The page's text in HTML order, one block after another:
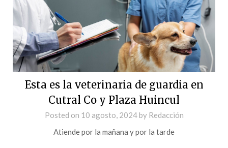
Esta es la veterinaria de guardia en
Cutral Co y Plaza Huincul
Posted on 10 agosto, 2024by Redacción
Atiende por la mañana y por la tarde